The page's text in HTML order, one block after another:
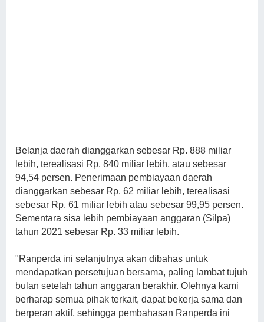
Belanja daerah dianggarkan sebesar Rp. 888 miliar
lebih, terealisasi Rp. 840 miliar lebih, atau sebesar
94,54 persen. Penerimaan pembiayaan daerah
dianggarkan sebesar Rp. 62 miliar lebih, terealisasi
sebesar Rp. 61 miliar lebih atau sebesar 99,95 persen.
Sementara sisa lebih pembiayaan anggaran (Silpa)
tahun 2021 sebesar Rp. 33 miliar lebih.
"Ranperda ini selanjutnya akan dibahas untuk
mendapatkan persetujuan bersama, paling lambat tujuh
bulan setelah tahun anggaran berakhir. Olehnya kami
berharap semua pihak terkait, dapat bekerja sama dan
berperan aktif, sehingga pembahasan Ranperda ini